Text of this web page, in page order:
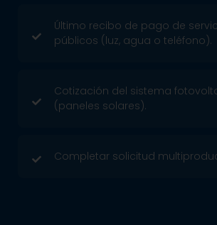
Último recibo de pago de
públicos (luz, agua o teléfono).
Cotización del sistema
(paneles solares).
Completar solicitud